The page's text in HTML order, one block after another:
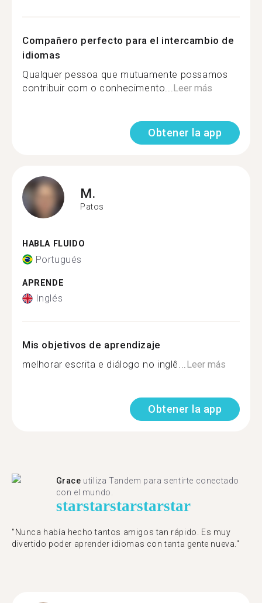
Compañero perfecto para el intercambio de
idiomas
Qualquer pessoa que mutuamente possamos
contribuir com o conhecimento...Leer más
Obtener la app
M.
Patos
HABLA FLUIDO
Portugués
APRENDE
Inglés
Mis objetivos de aprendizaje
melhorar escrita e diálogo no inglê...Leer más
Obtener la app
Grace utiliza Tandem para sentirte conectado
con el mundo.
starstarstarstarstar
"Nunca había hecho tantos amigos tan rápido. Es muy
divertido poder aprender idiomas con tanta gente nueva."